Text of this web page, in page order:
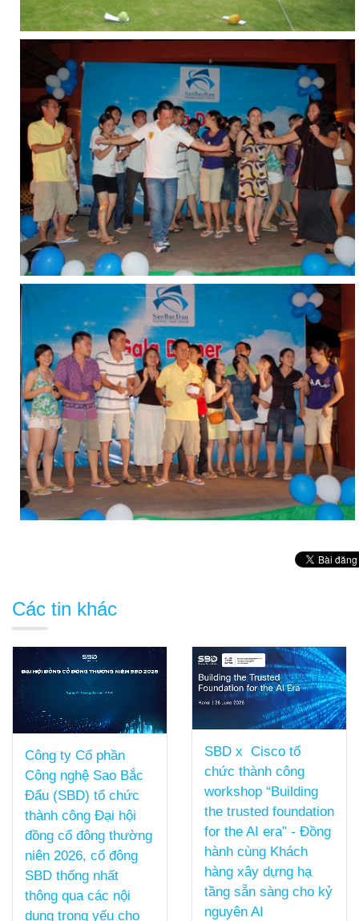
Các tin khác
SBD x Cisco tổ
chức thành công
workshop “Building
the trusted foundation
for the AI era” - Đồng
hành cùng Khách
hàng xây dựng hạ
tầng sẵn sàng cho kỷ
nguyên AI
[SBD x CISCO]
MANG GIẢI PHÁP
“CISCO SECURE AI
FACTORY” TIẾP NỐI
CHUỖI SỰ KIỆN
VIETTEL DCCI
SUMMIT 2026 TẠI